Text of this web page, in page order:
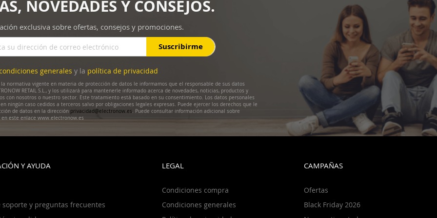
NOVEDADES Y CONSEJOS.
exclusiva sobre ofertas, consejos y promociones.
Suscribirme
generales y la política de privacidad
normativa vigente en materia de protección de datos le informamos que el responsable de sus datos
RETAIL S.L., y los utilizará para mantenerle informado acerca de novedades, noticias, productos y
con nosotros o nuestro sector. Este tratamiento está basado en su consentimiento. Los datos personales
ningún caso cedidos a terceros salvo por obligaciones legales expresas. Puede ejercer los derechos que le
de datos en la dirección privacidad@electronow.es. Puede consultar información adicional sobre
en este enlace www.electronow.es
Y AYUDA
soporte y preguntas frecuentes
LEGAL
Condiciones compra
Condiciones generales
CAMPAÑAS
Ofertas
Black Friday 2026